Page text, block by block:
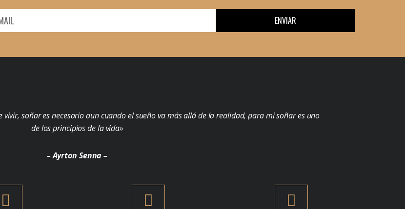
ENVIAR
vivir, soñar es necesario aun cuando el sueño va más allá de la realidad, para mi soñar es uno
de los principios de la vida»
– Ayrton Senna –